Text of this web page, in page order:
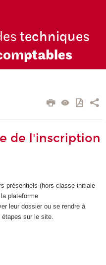
techniques
ptables
de l'inscription
présentiels (hors classe initiale
plateforme
leur dossier ou se rendre à
étapes sur le site.